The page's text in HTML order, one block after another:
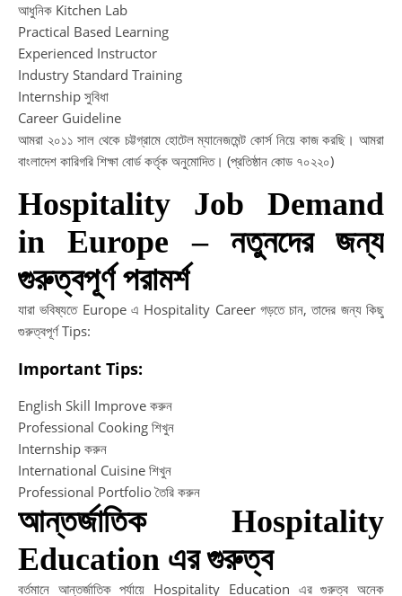
আধুনিক Kitchen Lab
Practical Based Learning
Experienced Instructor
Industry Standard Training
Internship সুবিধা
Career Guideline
আমরা ২০১১ সাল থেকে চট্টগ্রামে হোটেল ম্যানেজমেন্ট কোর্স নিয়ে কাজ করছি। আমরা
বাংলাদেশ কারিগরি শিক্ষা বোর্ড কর্তৃক অনুমোদিত। (প্রতিষ্ঠান কোড ৭০২২০)
Hospitality Job Demand
in Europe – নতুনদের জন্য
গুরুত্বপূর্ণ পরামর্শ
যারা ভবিষ্যতে Europe এ Hospitality Career গড়তে চান, তাদের জন্য কিছু
গুরুত্বপূর্ণ Tips:
Important Tips:
English Skill Improve করুন
Professional Cooking শিখুন
Internship করুন
International Cuisine শিখুন
Professional Portfolio তৈরি করুন
আন্তর্জাতিক Hospitality
Education এর গুরুত্ব
বর্তমানে আন্তর্জাতিক পর্যায়ে Hospitality Education এর গুরুত্ব অনেক